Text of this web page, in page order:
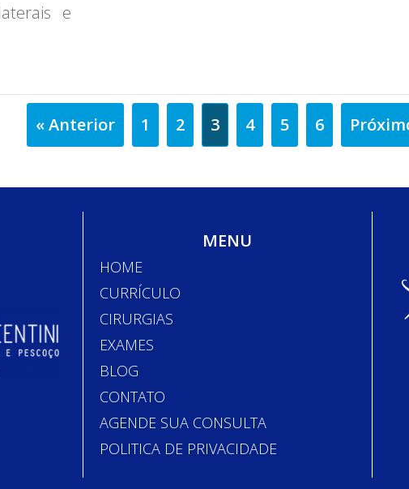
e
« Anterior 1 2 3 4 5 6
MENU
HOME
CURRÍCULO
CIRURGIAS
EXAMES
BLOG
CONTATO
AGENDE SUA CONSULTA
POLITICA DE PRIVACIDADE